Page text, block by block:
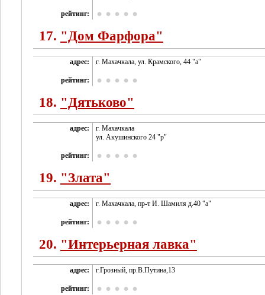
рейтинг:
17. "Дом Фарфора"
адрес: г. Махачкала, ул. Крамского, 44 "а"
рейтинг:
18. "Дятьково"
адрес:
г. Махачкала
ул. Акушинского 24 "р"
рейтинг:
19. "Злата"
адрес: г. Махачкала, пр-т И. Шамиля д.40 "а"
рейтинг:
20. "Интерьерная лавка"
адрес: г.Грозный, пр.В.Путина,13
рейтинг: